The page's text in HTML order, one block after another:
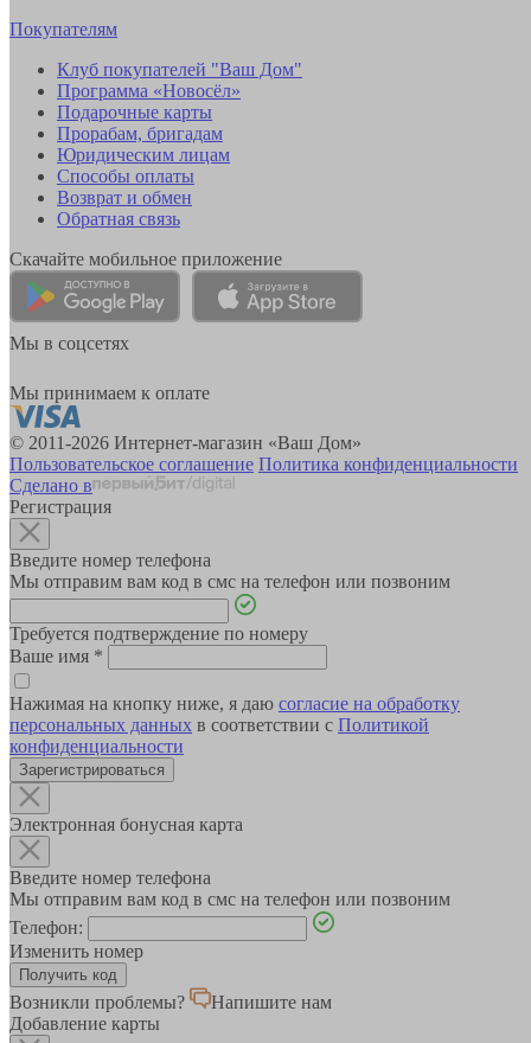
Покупателям
Клуб покупателей "Ваш Дом"
Программа «Новосёл»
Подарочные карты
Прорабам, бригадам
Юридическим лицам
Способы оплаты
Возврат и обмен
Обратная связь
Скачайте мобильное приложение
Мы в соцсетях
Мы принимаем к оплате
© 2011-2026 Интернет-магазин «Ваш Дом»
Пользовательское соглашение Политика конфиденциальности
Сделано в
Регистрация
Введите номер телефона
Мы отправим вам код в смс на телефон или позвоним
Требуется подтверждение по номеру
Ваше имя *
Нажимая на кнопку ниже, я даю согласие на обработку
персональных данных в соответствии с Политикой
конфиденциальности
Зарегистрироваться
Электронная бонусная карта
Введите номер телефона
Мы отправим вам код в смс на телефон или позвоним
Телефон:
Изменить номер
Возникли проблемы?
Напишите нам
Добавление карты